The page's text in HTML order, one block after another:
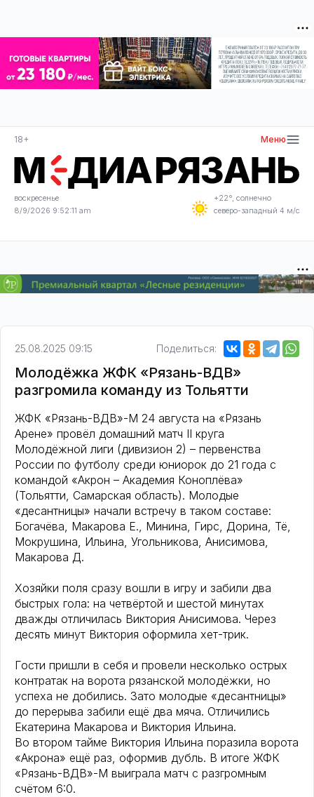
18+ Меню
воскресенье
8/9/2026 9:52:12 am
+22°, солнечно
северо-западный 4 м/с
25.08.2025 09:15 Поделиться:
Молодёжка ЖФК «Рязань-ВДВ»
разгромила команду из Тольятти
ЖФК «Рязань-ВДВ»-М 24 августа на «Рязань
Арене» провёл домашний матч II круга
Молодёжной лиги (дивизион 2) – первенства
России по футболу среди юниорок до 21 года с
командой «Акрон – Академия Коноплёва»
(Тольятти, Самарская область). Молодые
«десантницы» начали встречу в таком составе:
Богачёва, Макарова Е., Минина, Гирс, Дорина, Тё,
Мокрушина, Ильина, Угольникова, Анисимова,
Макарова Д.
Хозяйки поля сразу вошли в игру и забили два
быстрых гола: на четвёртой и шестой минутах
дважды отличилась Виктория Анисимова. Через
десять минут Виктория оформила хет-трик.
Гости пришли в себя и провели несколько острых
контратак на ворота рязанской молодёжки, но
успеха не добились. Зато молодые «десантницы»
до перерыва забили ещё два мяча. Отличились
Екатерина Макарова и Виктория Ильина.
Во втором тайме Виктория Ильина поразила ворота
«Акрона» ещё раз, оформив дубль. В итоге ЖФК
«Рязань-ВДВ»-М выиграла матч с разгромным
счётом 6:0.